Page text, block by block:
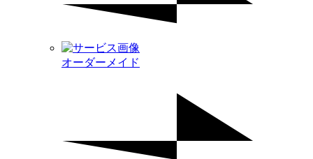
オーダーメイド